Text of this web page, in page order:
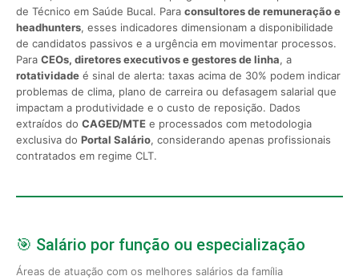
de Técnico em Saúde Bucal. Para consultores de remuneração e
headhunters, esses indicadores dimensionam a disponibilidade
de candidatos passivos e a urgência em movimentar processos.
Para CEOs, diretores executivos e gestores de linha, a
rotatividade é sinal de alerta: taxas acima de 30% podem indicar
problemas de clima, plano de carreira ou defasagem salarial que
impactam a produtividade e o custo de reposição. Dados
extraídos do CAGED/MTE e processados com metodologia
exclusiva do Portal Salário, considerando apenas profissionais
contratados em regime CLT.
🎯 Salário por função ou especialização
Áreas de atuação com os melhores salários da família